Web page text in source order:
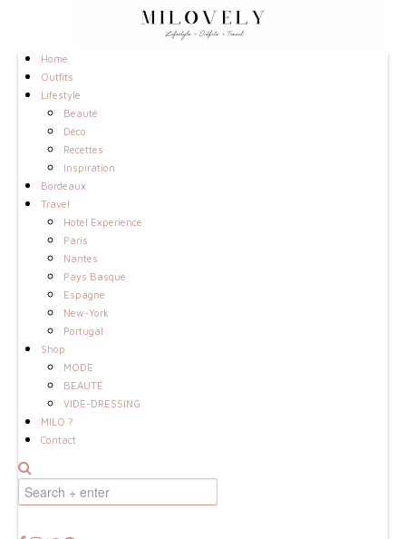
Home
Outfits
Lifestyle
Beauté
Déco
Recettes
Inspiration
Bordeaux
Travel
Hotel Experience
Paris
Nantes
Pays Basque
Espagne
New-York
Portugal
Shop
MODE
BEAUTÉ
VIDE-DRESSING
MILO ?
Contact